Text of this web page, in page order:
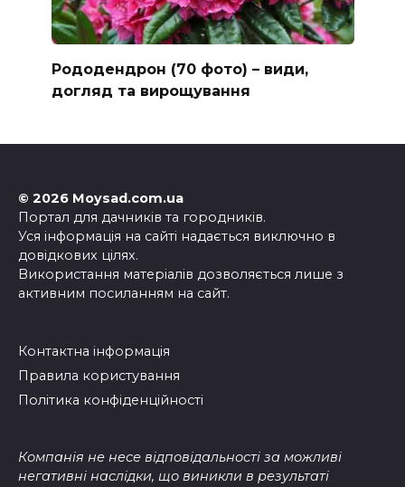
Рододендрон (70 фото) – види,
догляд та вирощування
© 2026 Moysad.com.ua
Портал для дачників та городників.
Уся інформація на сайті надається виключно в
довідкових цілях.
Використання матеріалів дозволяється лише з
активним посиланням на сайт.
Контактна інформація
Правила користування
Політика конфіденційності
Компанія не несе відповідальності за можливі
негативні наслідки, що виникли в результаті